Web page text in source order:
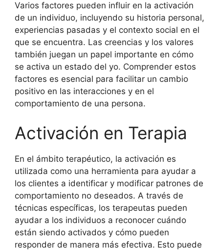
Varios factores pueden influir en la activación
de un individuo, incluyendo su historia personal,
experiencias pasadas y el contexto social en el
que se encuentra. Las creencias y los valores
también juegan un papel importante en cómo
se activa un estado del yo. Comprender estos
factores es esencial para facilitar un cambio
positivo en las interacciones y en el
comportamiento de una persona.
Activación en Terapia
En el ámbito terapéutico, la activación es
utilizada como una herramienta para ayudar a
los clientes a identificar y modificar patrones de
comportamiento no deseados. A través de
técnicas específicas, los terapeutas pueden
ayudar a los individuos a reconocer cuándo
están siendo activados y cómo pueden
responder de manera más efectiva. Esto puede